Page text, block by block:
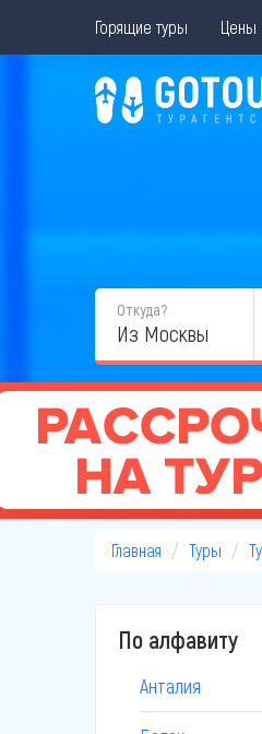
Горящие туры Цены
Откуда?
Из Москвы
Главная Туры
По алфавиту
Анталия